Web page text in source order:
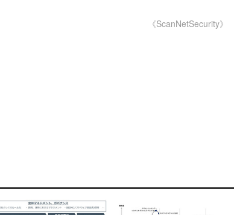
《ScanNetSecurity》